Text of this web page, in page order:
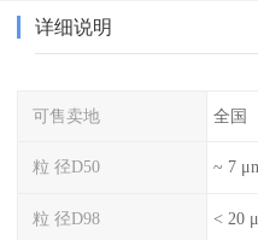
详细说明
可售卖地 全国
粒 径D50 ~ 7
粒 径D98 < 20